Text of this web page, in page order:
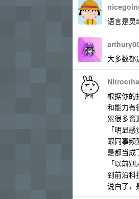
语言是灵
大多数都
根据你的
和能力有
累很多资
「明显
跟同事频
是都当成
「以前
到前沿科
说白了，